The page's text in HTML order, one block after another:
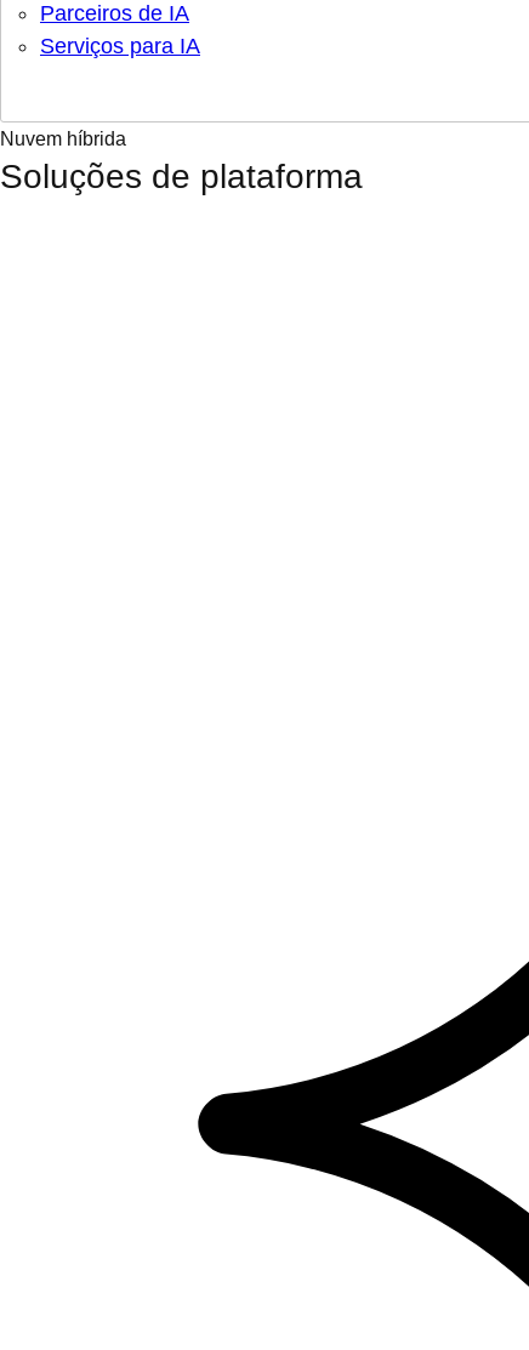
Parceiros de IA
Serviços para IA
Nuvem híbrida
Soluções de plataforma